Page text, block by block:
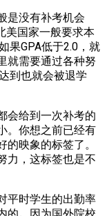
是没有补考机会
美国家一般要求本
果GPA低于2.0，就
就需要通过各种努
到也就会被退学
会给到一次补考的
。你想之前已经有
映象的标签了。
力，这标签也是不
平时学生的出勤率